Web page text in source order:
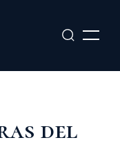
del